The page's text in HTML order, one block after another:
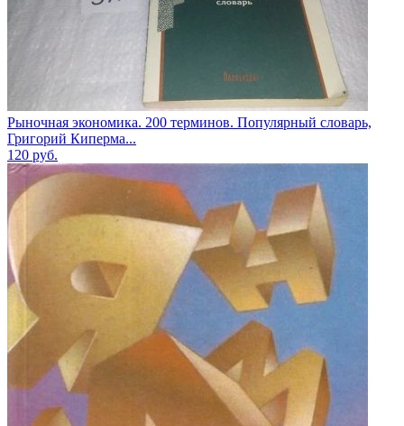
Рыночная экономика. 200 терминов. Популярный словарь,
Григорий Киперма...
120 руб.